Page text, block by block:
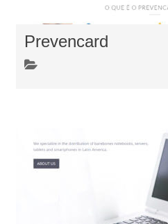
Prevencard